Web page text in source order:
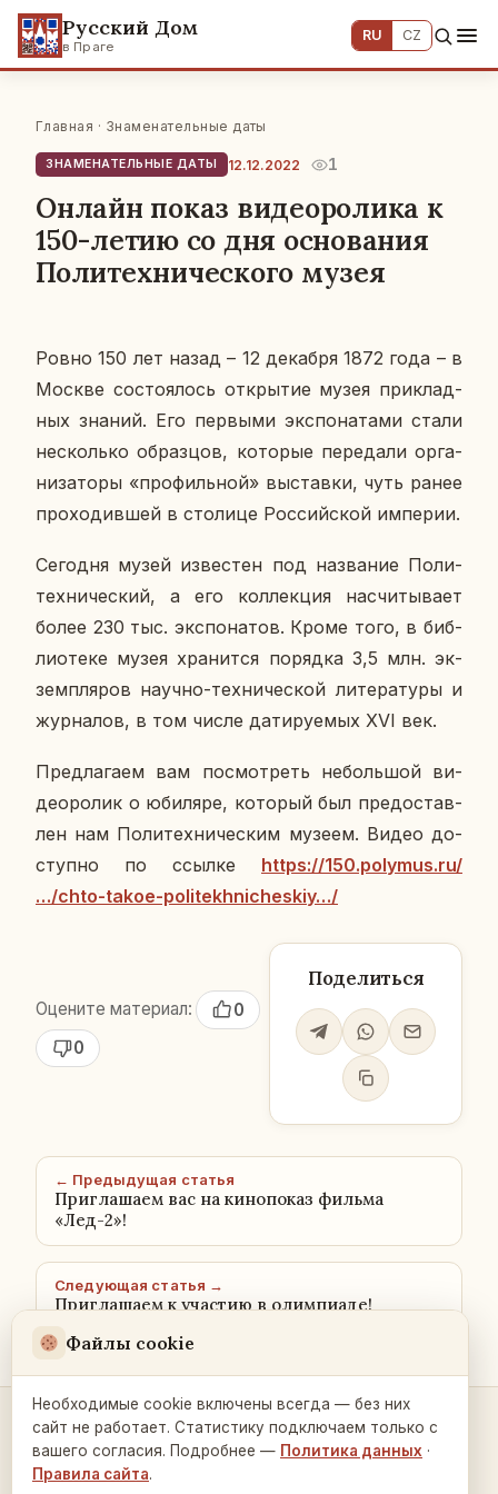
Русский Дом
в Праге
RU CZ
Главная · Знаменательные даты
ЗНАМЕНАТЕЛЬНЫЕ ДАТЫ 12.12.2022 1
Онлайн показ видеоролика к
150-летию со дня основания
Политехнического музея
Ровно 150 лет назад – 12 де­каб­ря 1872 года – в
Москве со­сто­я­лось от­кры­тие музея при­клад­
ных знаний. Его пер­вы­ми экс­по­на­та­ми стали
несколь­ко об­раз­цов, ко­то­рые пе­ре­да­ли ор­га­
ни­за­то­ры «про­филь­ной» вы­став­ки, чуть ранее
про­хо­див­шей в сто­ли­це Рос­сий­ской им­пе­рии.
Се­го­дня музей из­ве­стен под на­зва­ние По­ли­
тех­ни­че­ский, а его кол­лек­ция на­счи­ты­ва­ет
более 230 тыс. экс­по­на­тов. Кроме того, в биб­
лио­те­ке музея хра­нит­ся по­ряд­ка 3,5 млн. эк­
зем­пля­ров научно-тех­ни­че­ской ли­те­ра­ту­ры и
жур­на­лов, в том числе да­ти­ру­е­мых XVI век.
Пред­ла­га­ем вам по­смот­реть неболь­шой ви­
део­ро­лик о юби­ля­ре, ко­то­рый был предо­став­
лен нам По­ли­тех­ни­че­ским музеем. Видео до­
ступ­но по ссылке https://150.polymus.ru/
…/chto-takoe-politekhnicheskiy…/
Оцените материал:
0
0
Поделиться
← Предыдущая статья
Приглашаем вас на кинопоказ фильма
«Лед-2»!
Следующая статья →
Приглашаем к участию в олимпиаде!
Контакты и связь →
Файлы cookie
Необходимые cookie включены всегда — без них
сайт не работает. Статистику подключаем только с
вашего согласия. Подробнее — Политика данных ·
Правила сайта.